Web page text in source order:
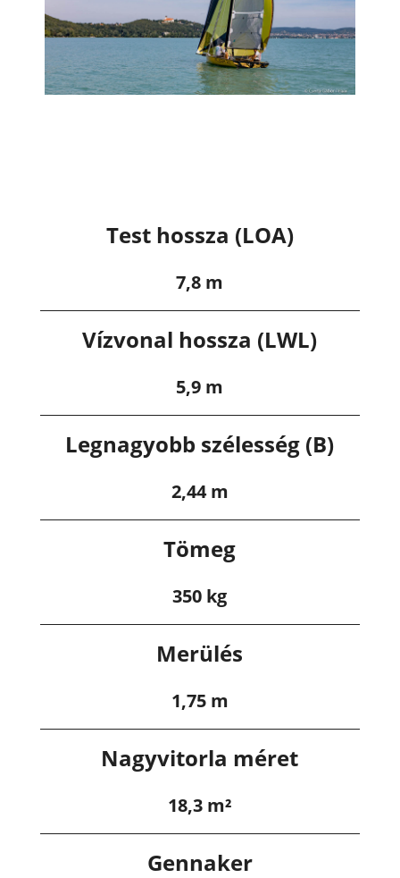
Test hossza (LOA)
7,8 m
Vízvonal hossza (LWL)
5,9 m
Legnagyobb szélesség (B)
2,44 m
Tömeg
350 kg
Merülés
1,75 m
Nagyvitorla méret
18,3 m²
Gennaker